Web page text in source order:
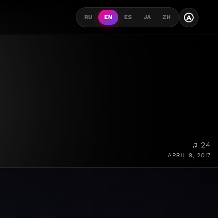
RU EN ES JA ZH A
♫ 24
APRIL 9, 2017